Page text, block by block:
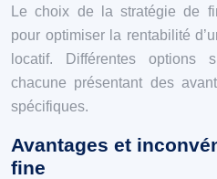
Le choix de la stratégie de
pour optimiser la rentabilité
locatif. Différentes options
chacune présentant des
spécifiques.
Avantages et
fine